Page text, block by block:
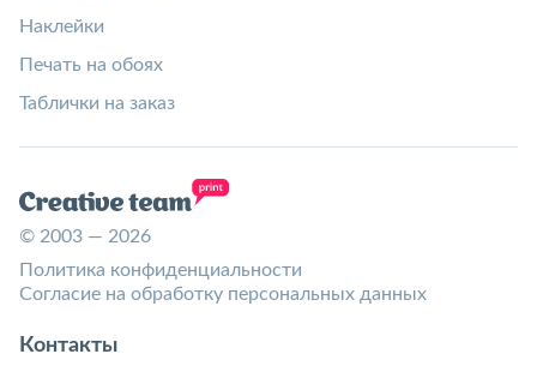
Наклейки
Печать на обоях
Таблички на заказ
© 2003 — 2026
Политика конфиденциальности
Согласие на обработку персональных данных
Контакты